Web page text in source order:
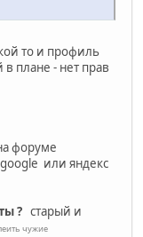
то и профиль
плане - нет прав
форуме
или яндекс
? старый и
чужие